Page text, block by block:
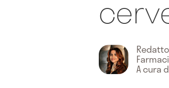
A cura